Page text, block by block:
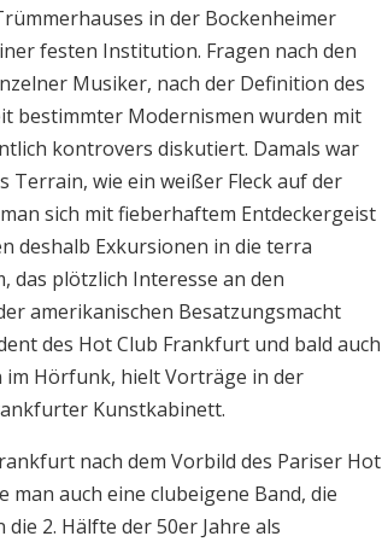
in der Bockenheimer
festen Institution. Fragen nach den
Musiker, nach der Definition des
bestimmter Modernismen wurden mit
kontrovers diskutiert. Damals war
Terrain, wie ein weißer Fleck auf der
sich mit fieberhaftem Entdeckergeist
deshalb Exkursionen in die terra
das plötzlich Interesse an den
amerikanischen Besatzungsmacht
des Hot Club Frankfurt und bald auch
im Hörfunk, hielt Vorträge in der
Kunstkabinett.
nach dem Vorbild des Pariser Hot
man auch eine clubeigene Band, die
die 2. Hälfte der 50er Jahre als